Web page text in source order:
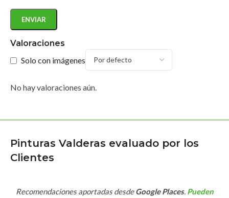
Valoraciones
Solo con imágenes
No hay valoraciones aún.
Pinturas Valderas evaluado por los
Clientes
Recomendaciones aportadas desdeGoogle Places. Pueden